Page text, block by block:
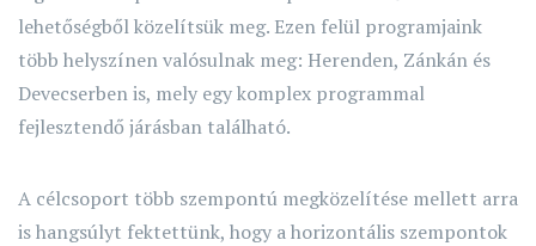
lehetőségből közelítsük meg. Ezen felül programjaink
több helyszínen valósulnak meg: Herenden, Zánkán és
Devecserben is, mely egy komplex programmal
fejlesztendő járásban található.
A célcsoport több szempontú megközelítése mellett arra
is hangsúlyt fektettünk, hogy a horizontális szempontok